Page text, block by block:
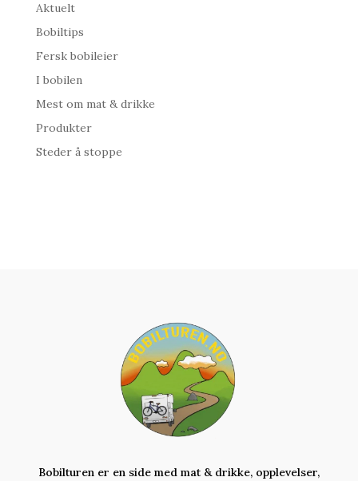
Aktuelt
Bobiltips
Fersk bobileier
I bobilen
Mest om mat & drikke
Produkter
Steder å stoppe
Bobilturen er en side med mat & drikke, opplevelser,